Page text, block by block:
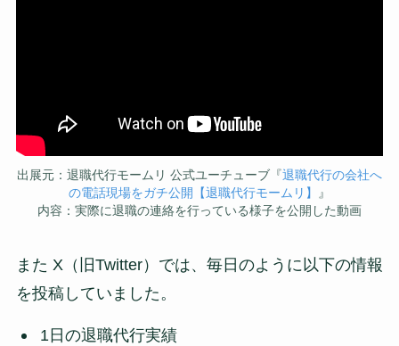
出展元：退職代行モームリ 公式ユーチューブ『退職代行の会社へ
の電話現場をガチ公開【退職代行モームリ】
』
内容：実際に退職の連絡を行っている様子を公開した動画
また X（旧Twitter）では、毎日のように以下の情報
を投稿していました。
1日の退職代行実績